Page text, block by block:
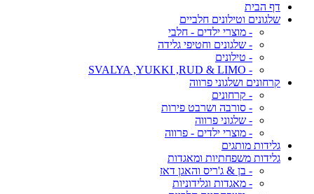
דף הבית
שלגונים וטילונים חלביים
- מוצרי ילדים - חלבי
- שלגונים וחטיפי גלידה
- טילונים
- SVALYA ,YUKKI ,RUD & LIMO
קרחונים ושלגוני פרווה
- קרחונים
- סורבה ושרבט פירות
- שלגוני פרווה
- מוצרי ילדים - פרווה
גלידות מותגים
גלידות משפחתיות ומאגדות
- בן & ג'ריס והאגן דאז
- מאגדות וגלידוניות